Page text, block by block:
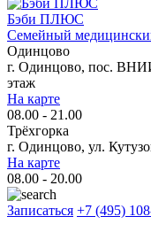
Бэби ПЛЮС
Семейный
Одинцово
г. Одинцово, пос.
этаж
На карте
08.00 - 21.00
Трёхгорка
г. Одинцово, ул.
На карте
08.00 - 20.00
Записаться +7 (495)